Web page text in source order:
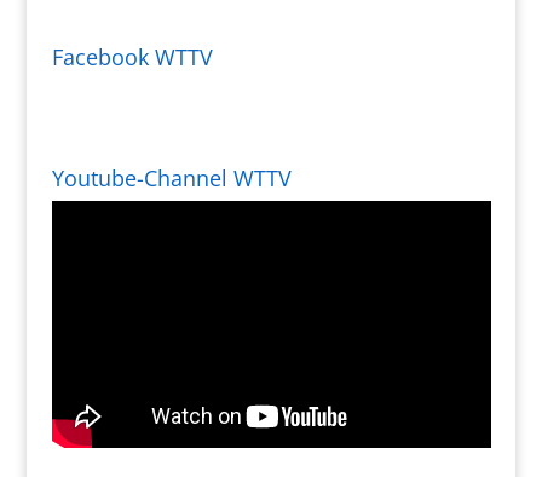
Facebook WTTV
Youtube-Channel WTTV